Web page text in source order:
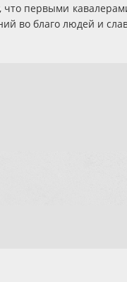
первыми
во благо людей и